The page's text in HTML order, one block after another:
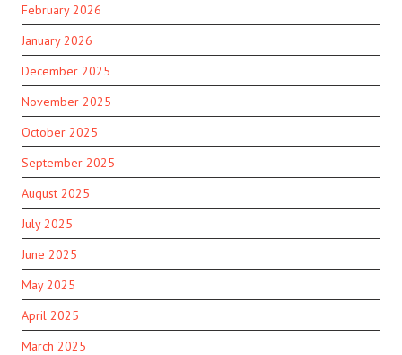
February 2026
January 2026
December 2025
November 2025
October 2025
September 2025
August 2025
July 2025
June 2025
May 2025
April 2025
March 2025